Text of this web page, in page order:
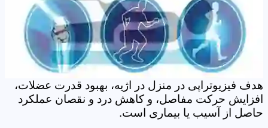
هدف فیزیوتراپی در منزل در اژیه، بهبود قدرت عضلات،
افزایش حرکت مفاصل، و کاهش درد و نقصان عملکرد
حاصل از آسیب یا بیماری است.